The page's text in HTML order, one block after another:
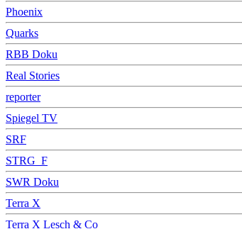
Phoenix
Quarks
RBB Doku
Real Stories
reporter
Spiegel TV
SRF
STRG_F
SWR Doku
Terra X
Terra X Lesch & Co